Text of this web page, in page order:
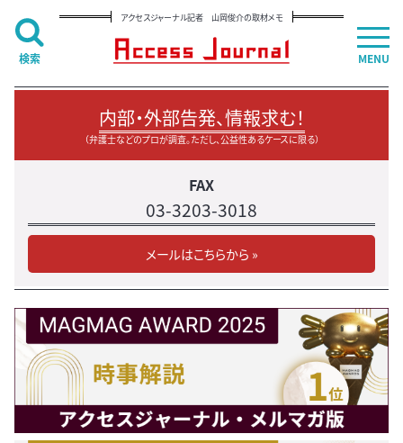
アクセスジャーナル記者 山岡俊介の取材メモ
内部・外部告発、情報求む！
（弁護士などのプロが調査。ただし、公益性あるケースに限る）
FAX
03-3203-3018
メールはこちらから »
MENU
検索